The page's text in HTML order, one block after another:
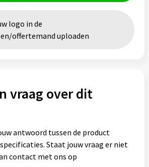
logo in de
offertemand uploaden
vraag over dit
antwoord tussen de product
Staat jouw vraag er niet
contact met ons op